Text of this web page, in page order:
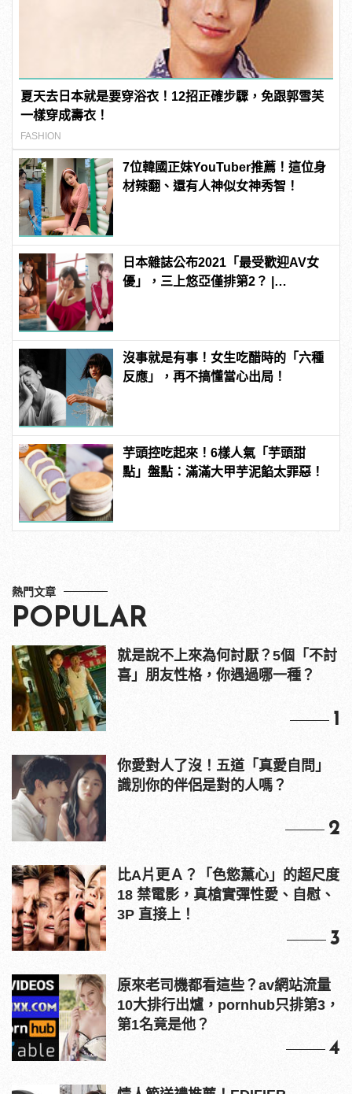
夏天去日本就是要穿浴衣！12招正確步驟，免跟郭雪芙
一樣穿成壽衣！
FASHION
7位韓國正妹YouTuber推薦！這位身
材辣翻、還有人神似女神秀智！
日本雜誌公布2021「最受歡迎AV女
優」，三上悠亞僅排第2？ |
沒事就是有事！女生吃醋時的「六種
反應」，再不搞懂當心出局！
芋頭控吃起來！6樣人氣「芋頭甜
點」盤點：滿滿大甲芋泥餡太罪惡！
熱門文章
POPULAR
就是說不上來為何討厭？5個「不討
喜」朋友性格，你遇過哪一種？
1
你愛對人了沒！五道「真愛自問」
識別你的伴侶是對的人嗎？
2
比A片更Ａ？「色慾薰心」的超尺度
18 禁電影，真槍實彈性愛、自慰、
3P 直接上！
3
原來老司機都看這些？av網站流量
10大排行出爐，pornhub只排第3，
第1名竟是他？
4